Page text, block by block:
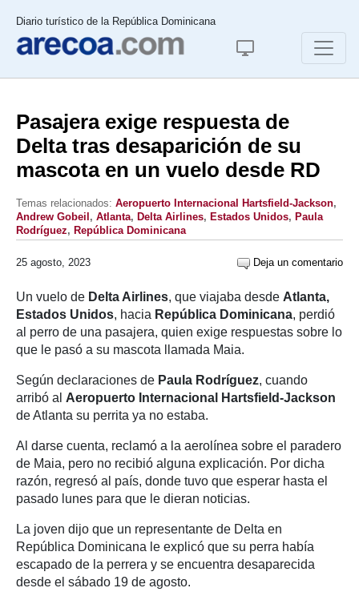
Diario turístico de la República Dominicana
Pasajera exige respuesta de
Delta tras desaparición de su
mascota en un vuelo desde RD
Temas relacionados: Aeropuerto Internacional Hartsfield-Jackson,
Andrew Gobeil , Atlanta, Delta Airlines, Estados Unidos, Paula
Rodríguez, República Dominicana
25 agosto, 2023 Deja un comentario
Un vuelo de Delta Airlines, que viajaba desde Atlanta,
Estados Unidos, hacia República Dominicana, perdió
al perro de una pasajera, quien exige respuestas sobre lo
que le pasó a su mascota llamada Maia.
Según declaraciones de Paula Rodríguez, cuando
arribó al Aeropuerto Internacional Hartsfield-Jackson
de Atlanta su perrita ya no estaba.
Al darse cuenta, reclamó a la aerolínea sobre el paradero
de Maia, pero no recibió alguna explicación. Por dicha
razón, regresó al país, donde tuvo que esperar hasta el
pasado lunes para que le dieran noticias.
La joven dijo que un representante de Delta en
República Dominicana le explicó que su perra había
escapado de la perrera y se encuentra desaparecida
desde el sábado 19 de agosto.